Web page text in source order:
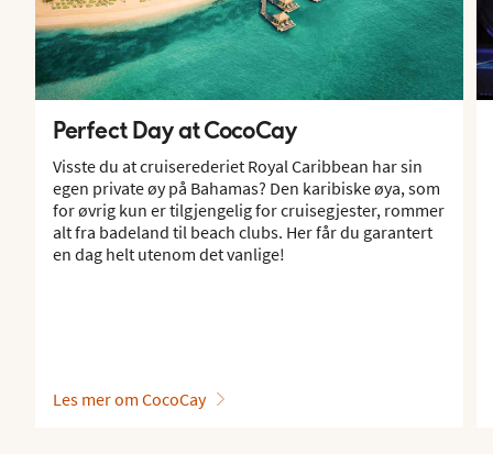
Perfect Day at CocoCay
Visste du at cruiserederiet Royal Caribbean har sin
egen private øy på Bahamas? Den karibiske øya, som
for øvrig kun er tilgjengelig for cruisegjester, rommer
alt fra badeland til beach clubs. Her får du garantert
en dag helt utenom det vanlige!
Les mer om CocoCay